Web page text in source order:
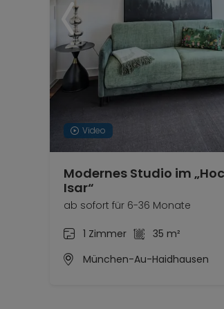
Video
Modernes Studio im
Isar“
ab sofort für 6-36 Monate
1 Zimmer
35 m²
München-Au-Haidhausen